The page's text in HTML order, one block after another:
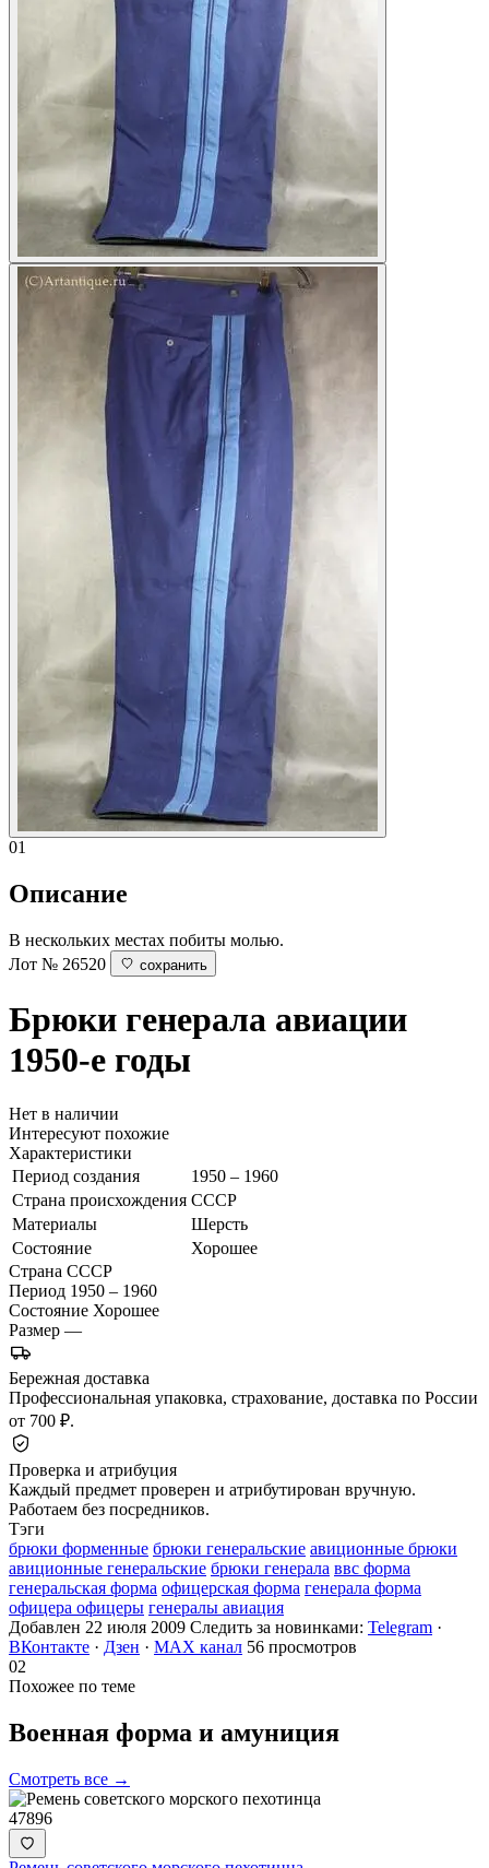
01
Описание
В нескольких местах побиты молью.
Лот № 26520
сохранить
Брюки генерала авиации
1950-е годы
Нет в наличии
Интересуют похожие
Характеристики
Период создания
1950 – 1960
Страна происхождения СССР
Материалы
Шерсть
Состояние
Хорошее
Страна СССР
Период 1950 – 1960
Состояние Хорошее
Размер —
Бережная доставка
Профессиональная упаковка, страхование, доставка по России
от 700 ₽.
Проверка и атрибуция
Каждый предмет проверен и атрибутирован вручную.
Работаем без посредников.
Тэги
брюки форменные брюки генеральские авиционные брюки
авиционные генеральские брюки генерала ввс форма
генеральская форма офицерская форма генерала форма
офицера офицеры генералы авиация
Добавлен 22 июля 2009 Следить за новинками: Telegram ·
ВКонтакте · Дзен · MAX канал 56 просмотров
02
Похожее по теме
Военная форма и амуниция
Смотреть все →
47896